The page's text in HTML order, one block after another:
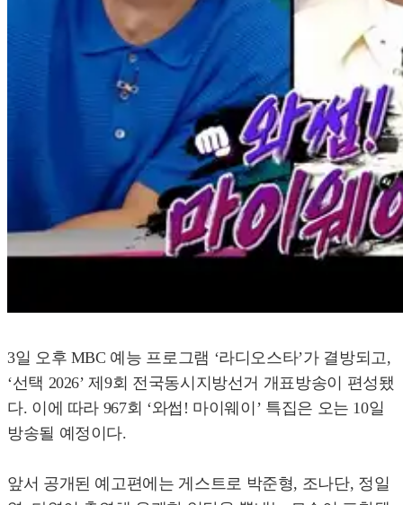
3일 오후 MBC 예능 프로그램 ‘라디오스타’가 결방되고,
‘선택 2026’ 제9회 전국동시지방선거 개표방송이 편성됐
다. 이에 따라 967회 ‘와썹! 마이웨이’ 특집은 오는 10일
방송될 예정이다.
앞서 공개된 예고편에는 게스트로 박준형, 조나단, 정일